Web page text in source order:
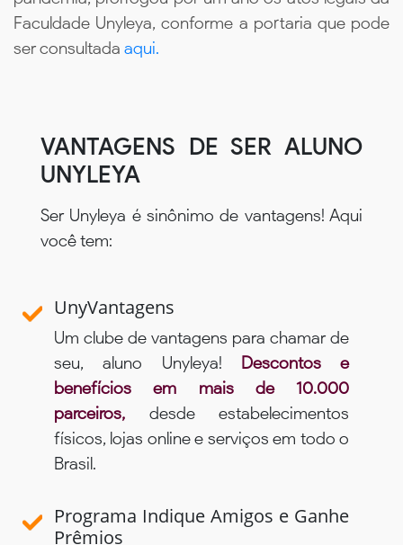
Faculdade Unyleya, conforme a portaria que pode
ser consultada aqui.
VANTAGENS DE SER ALUNO
UNYLEYA
Ser Unyleya é sinônimo de vantagens! Aqui
você tem:
UnyVantagens
Um clube de vantagens para chamar de
seu, aluno Unyleya! Descontos e
benefícios em mais de 10.000
parceiros, desde estabelecimentos
físicos, lojas online e serviços em todo o
Brasil.
Programa Indique Amigos e Ganhe
Prêmios